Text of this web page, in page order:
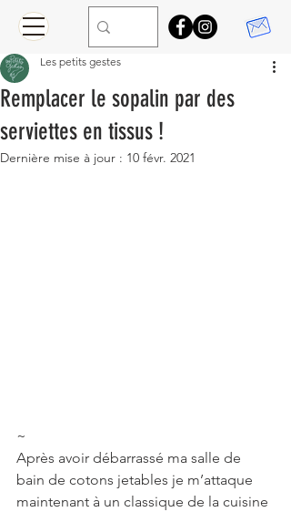
Remplacer le sopalin par des
serviettes en tissus !
Les petits gestes
Dernière mise à jour : 10 févr. 2021
~
Après avoir débarrassé ma salle de
bain de cotons jetables je m’attaque
maintenant à un classique de la cuisine